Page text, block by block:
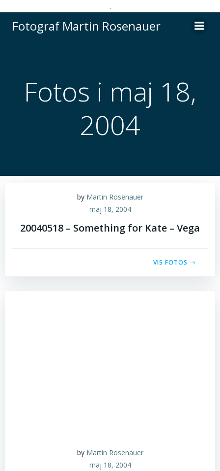
.
til
Fotograf Martin Rosenauer
Fotos i maj 18,
2004
by Martin Rosenauer
maj 18, 2004
20040518 – Something for Kate – Vega
VIS FOTOS
by Martin Rosenauer
maj 18, 2004